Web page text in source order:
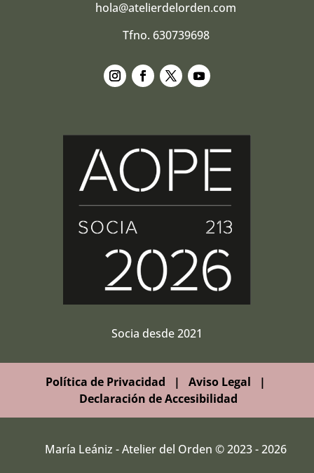
hola@atelierdelorden.com
Tfno. 630739698
Socia desde 2021
Política de Privacidad | Aviso Legal |
Declaración de Accesibilidad
María Leániz - Atelier del Orden © 2023 - 2026